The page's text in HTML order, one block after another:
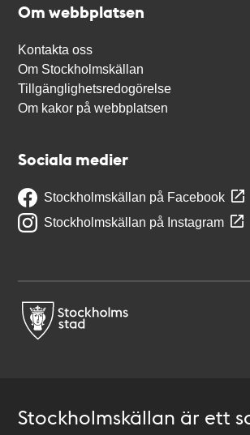
Om webbplatsen
Kontakta oss
Om Stockholmskällan
Tillgänglighetsredogörelse
Om kakor på webbplatsen
Sociala medier
Stockholmskällan på Facebook
Stockholmskällan på Instagram
Stockholmskällan är ett